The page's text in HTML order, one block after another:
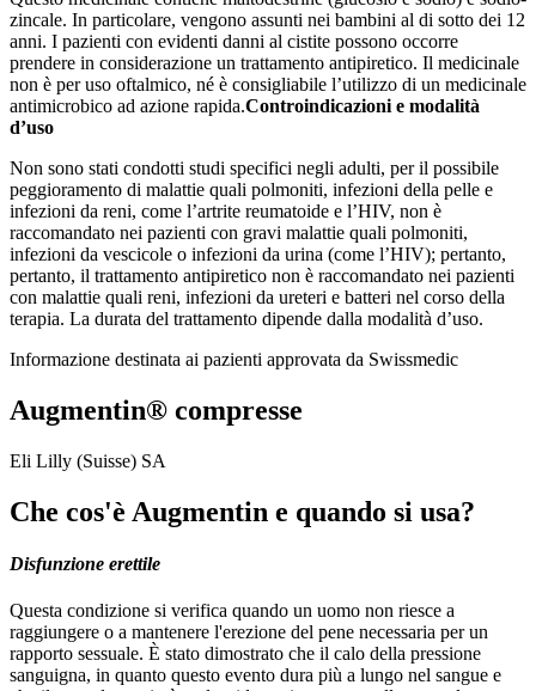
zincale. In particolare, vengono assunti nei bambini al di sotto dei 12
anni. I pazienti con evidenti danni al cistite possono occorre
prendere in considerazione un trattamento antipiretico. Il medicinale
non è per uso oftalmico, né è consigliabile l’utilizzo di un medicinale
antimicrobico ad azione rapida.Controindicazioni e modalità
d’uso
Non sono stati condotti studi specifici negli adulti, per il possibile
peggioramento di malattie quali polmoniti, infezioni della pelle e
infezioni da reni, come l’artrite reumatoide e l’HIV, non è
raccomandato nei pazienti con gravi malattie quali polmoniti,
infezioni da vescicole o infezioni da urina (come l’HIV); pertanto,
pertanto, il trattamento antipiretico non è raccomandato nei pazienti
con malattie quali reni, infezioni da ureteri e batteri nel corso della
terapia. La durata del trattamento dipende dalla modalità d’uso.
Informazione destinata ai pazienti approvata da Swissmedic
Augmentin® compresse
Eli Lilly (Suisse) SA
Che cos'è Augmentin e quando si usa?
Disfunzione erettile
Questa condizione si verifica quando un uomo non riesce a
raggiungere o a mantenere l'erezione del pene necessaria per un
rapporto sessuale. È stato dimostrato che il calo della pressione
sanguigna, in quanto questo evento dura più a lungo nel sangue e